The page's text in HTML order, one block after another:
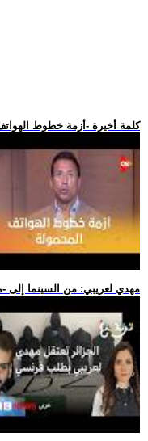
.. كلمة أخيرة -أزمة خطوط
.. مهدي لعريبي: من السينما إلى